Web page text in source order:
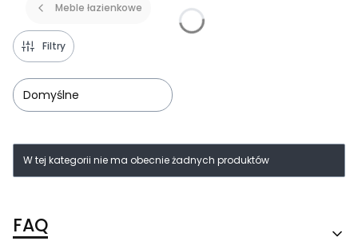
Meble łazienkowe
Filtry
Domyślne
Lista produktów
W tej kategorii nie ma obecnie żadnych produktów
FAQ